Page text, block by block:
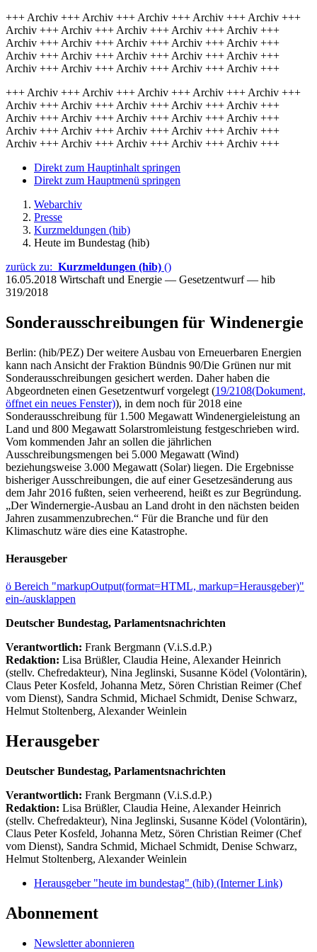
+++ Archiv +++ Archiv +++ Archiv +++ Archiv +++ Archiv +++
Archiv +++ Archiv +++ Archiv +++ Archiv +++ Archiv +++
Archiv +++ Archiv +++ Archiv +++ Archiv +++ Archiv +++
Archiv +++ Archiv +++ Archiv +++ Archiv +++ Archiv +++
Archiv +++ Archiv +++ Archiv +++ Archiv +++ Archiv +++
+++ Archiv +++ Archiv +++ Archiv +++ Archiv +++ Archiv +++
Archiv +++ Archiv +++ Archiv +++ Archiv +++ Archiv +++
Archiv +++ Archiv +++ Archiv +++ Archiv +++ Archiv +++
Archiv +++ Archiv +++ Archiv +++ Archiv +++ Archiv +++
Archiv +++ Archiv +++ Archiv +++ Archiv +++ Archiv +++
Direkt zum Hauptinhalt springen
Direkt zum Hauptmenü springen
Webarchiv
Presse
Kurzmeldungen (hib)
Heute im Bundestag (hib)
zurück zu: Kurzmeldungen (hib) ()
16.05.2018 Wirtschaft und Energie — Gesetzentwurf — hib
319/2018
Sonderausschreibungen für Windenergie
Berlin: (hib/PEZ) Der weitere Ausbau von Erneuerbaren Energien
kann nach Ansicht der Fraktion Bündnis 90/Die Grünen nur mit
Sonderausschreibungen gesichert werden. Daher haben die
Abgeordneten einen Gesetzentwurf vorgelegt (19/2108(Dokument,
öffnet ein neues Fenster)), in dem noch für 2018 eine
Sonderausschreibung für 1.500 Megawatt Windenergieleistung an
Land und 800 Megawatt Solarstromleistung festgeschrieben wird.
Vom kommenden Jahr an sollen die jährlichen
Ausschreibungsmengen bei 5.000 Megawatt (Wind)
beziehungsweise 3.000 Megawatt (Solar) liegen. Die Ergebnisse
bisheriger Ausschreibungen, die auf einer Gesetzesänderung aus
dem Jahr 2016 fußten, seien verheerend, heißt es zur Begründung.
„Der Windernergie-Ausbau an Land droht in den nächsten beiden
Jahren zusammenzubrechen.“ Für die Branche und für den
Klimaschutz wäre dies eine Katastrophe.
Herausgeber
ö Bereich "markupOutput(format=HTML, markup=Herausgeber)"
ein-/ausklappen
Deutscher Bundestag, Parlamentsnachrichten
Verantwortlich: Frank Bergmann (V.i.S.d.P.)
Redaktion: Lisa Brüßler, Claudia Heine, Alexander Heinrich
(stellv. Chefredakteur), Nina Jeglinski, Susanne Ködel (Volontärin),
Claus Peter Kosfeld, Johanna Metz, Sören Christian Reimer (Chef
vom Dienst), Sandra Schmid, Michael Schmidt, Denise Schwarz,
Helmut Stoltenberg, Alexander Weinlein
Herausgeber
Deutscher Bundestag, Parlamentsnachrichten
Verantwortlich: Frank Bergmann (V.i.S.d.P.)
Redaktion: Lisa Brüßler, Claudia Heine, Alexander Heinrich
(stellv. Chefredakteur), Nina Jeglinski, Susanne Ködel (Volontärin),
Claus Peter Kosfeld, Johanna Metz, Sören Christian Reimer (Chef
vom Dienst), Sandra Schmid, Michael Schmidt, Denise Schwarz,
Helmut Stoltenberg, Alexander Weinlein
Herausgeber "heute im bundestag" (hib) (Interner Link)
Abonnement
Newsletter abonnieren